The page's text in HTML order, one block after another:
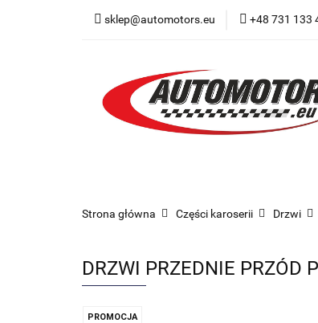
sklep@automotors.eu +48 731 133
Części
Car audio
Strona główna Części karoserii Drzwi
DRZWI PRZEDNIE PRZÓD
PROMOCJA